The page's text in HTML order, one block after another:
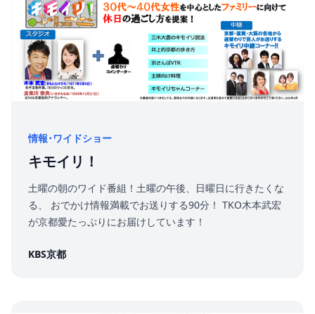
情報･ワイドショー
キモイリ！
土曜の朝のワイド番組！土曜の午後、日曜日に行きたくな
る、 おでかけ情報満載でお送りする90分！ TKO木本武宏
が京都愛たっぷりにお届けしています！
KBS京都